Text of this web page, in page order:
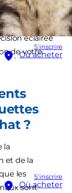
S'inscrire
Où acheter
S'inscrire
Où acheter
Lisez cet
étiquettes
éclairée
de votre
?
la
et de la
les
sont